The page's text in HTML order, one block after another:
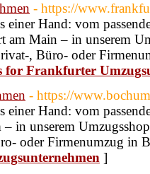
- https://
einer Hand: vom
am Main – in unserem
, Büro- oder
for Frankfurter
- https://
einer Hand: vom
in unserem
oder Firmenumzug in
]